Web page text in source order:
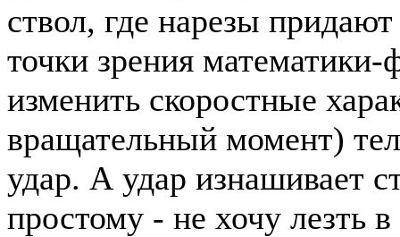
ствол, где нарезы
точки зрения
изменить скоростные
вращательный момент)
удар. А удар изнашивает
простому - не хочу лезть